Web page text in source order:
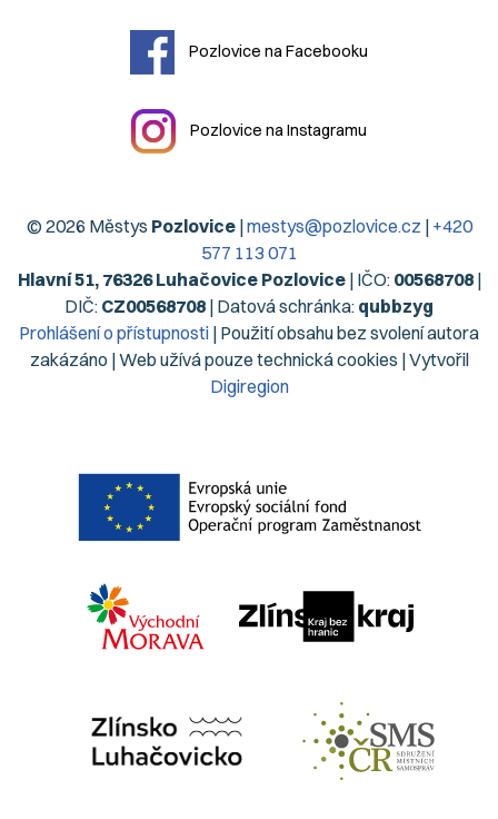
Pozlovice na Facebooku
Pozlovice na Instagramu
© 2026 Městys Pozlovice|mestys@pozlovice.cz | +420
577 113 071
Hlavní 51, 76326 Luhačovice Pozlovice| IČO: 00568708|
DIČ: CZ00568708 | Datová schránka: qubbzyg
Prohlášení o přístupnosti | Použití obsahu bez svolení autora
zakázáno | Web užívá pouze technická cookies | Vytvořil
Digiregion